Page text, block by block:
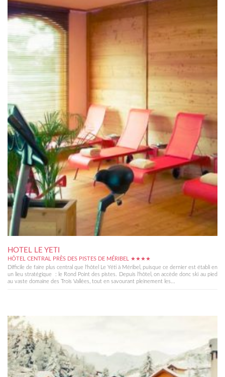
HOTEL LE YETI
HÔTEL CENTRAL PRÈS DES PISTES DE MÉRIBEL ★★★★
Difficile de faire plus central que l'hôtel Le Yéti à Méribel, puisque ce dernier est établi en
un lieu stratégique : le Rond Point des pistes. Depuis l'hôtel, on accède donc ski au pied
au vaste domaine des Trois Vallées, tout en savourant pleinement les...